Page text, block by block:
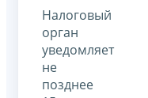
Налоговый
орган
уведомляет
не
позднее